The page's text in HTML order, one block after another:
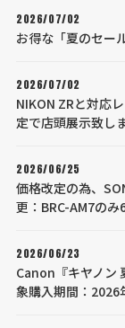
2026/07/02
お得な「夏のセー
2026/07/02
NIKON ZRと対応
定で店頭展示致しま
2026/06/25
価格改定の為、
更：BRC-AM7の
2026/06/23
Canon『キヤノン
象購入期間：2026